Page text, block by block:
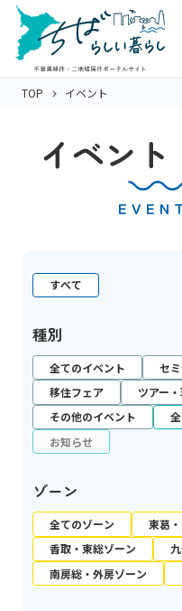
TOP イベント
イベント
すべて
種別
全てのイベント セ
移住フェア
ツアー
その他のイベント
お知らせ
ゾーン
全てのゾーン 東葛
香取・東総ゾーン
南房総・外房ゾーン